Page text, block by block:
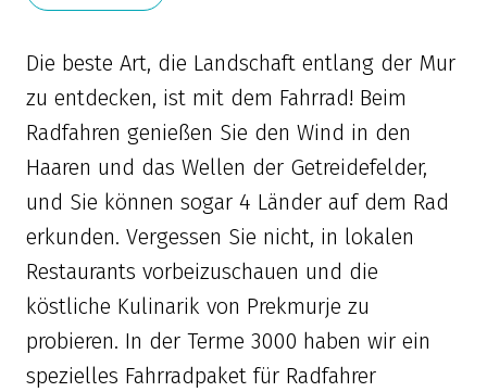
Die beste Art, die Landschaft entlang der Mur
zu entdecken, ist mit dem Fahrrad! Beim
Radfahren genießen Sie den Wind in den
Haaren und das Wellen der Getreidefelder,
und Sie können sogar 4 Länder auf dem Rad
erkunden. Vergessen Sie nicht, in lokalen
Restaurants vorbeizuschauen und die
köstliche Kulinarik von Prekmurje zu
probieren. In der Terme 3000 haben wir ein
spezielles Fahrradpaket für Radfahrer